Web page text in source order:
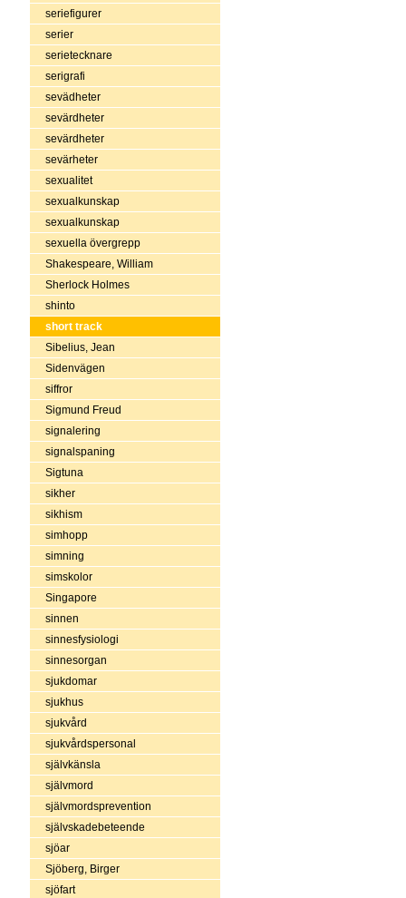
seriefigurer
serier
serietecknare
serigrafi
sevädheter
sevärdheter
sevärdheter
sevärheter
sexualitet
sexualkunskap
sexualkunskap
sexuella övergrepp
Shakespeare, William
Sherlock Holmes
shinto
short track
Sibelius, Jean
Sidenvägen
siffror
Sigmund Freud
signalering
signalspaning
Sigtuna
sikher
sikhism
simhopp
simning
simskolor
Singapore
sinnen
sinnesfysiologi
sinnesorgan
sjukdomar
sjukhus
sjukvård
sjukvårdspersonal
självkänsla
självmord
självmordsprevention
självskadebeteende
sjöar
Sjöberg, Birger
sjöfart